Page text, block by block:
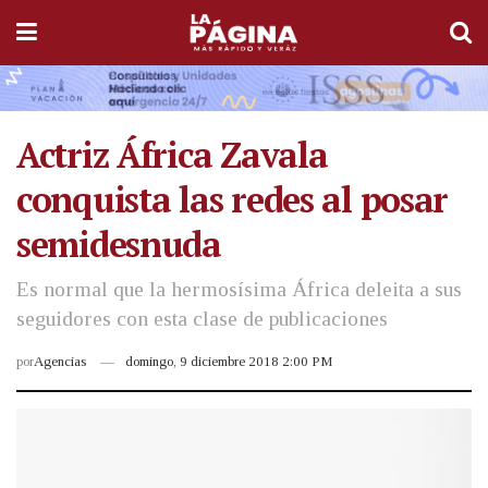
Actriz África Zavala
conquista las redes al posar
semidesnuda
Es normal que la hermosísima África deleita a sus
seguidores con esta clase de publicaciones
porAgencias domingo, 9 diciembre 2018 2:00 PM